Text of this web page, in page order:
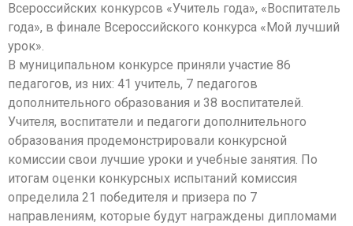
Всероссийских конкурсов «Учитель года», «Воспитатель
года», в финале Всероссийского конкурса «Мой лучший
урок».
В муниципальном конкурсе приняли участие 86
педагогов, из них: 41 учитель, 7 педагогов
дополнительного образования и 38 воспитателей.
Учителя, воспитатели и педагоги дополнительного
образования продемонстрировали конкурсной
комиссии свои лучшие уроки и учебные занятия. По
итогам оценки конкурсных испытаний комиссия
определила 21 победителя и призера по 7
направлениям, которые будут награждены дипломами